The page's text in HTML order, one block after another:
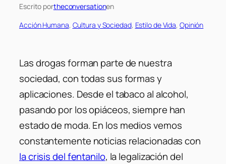
Escrito portheconversationen
Acción Humana, Cultura y Sociedad, Estilo de Vida, Opinión
Las drogas forman parte de nuestra
sociedad, con todas sus formas y
aplicaciones. Desde el tabaco al alcohol,
pasando por los opiáceos, siempre han
estado de moda. En los medios vemos
constantemente noticias relacionadas con
la crisis del fentanilo, la legalización del